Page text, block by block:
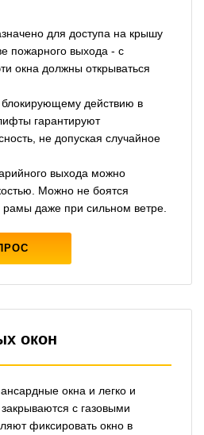
для доступа на крышу
пожарного выхода - с
окна должны открываться
действию в
гарантируют
не допуская случайное
выхода можно
Можно не боятся
даже при сильном ветре.
окон
окна и легко и
с газовыми
фиксировать окно в